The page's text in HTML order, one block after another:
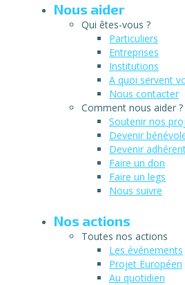
Nous aider
Qui êtes-vous ?
Particuliers
Entreprises
Institutions
A quoi servent
Nous contacter
Comment nous aider ?
Soutenir nos
Devenir
Devenir
Faire un don
Faire un legs
Nous suivre
Nos actions
Toutes nos actions
Les événements
Projet Européen
Au quotidien